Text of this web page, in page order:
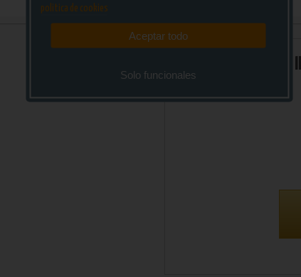
politica de cookies
Aceptar todo
Solo funcionales